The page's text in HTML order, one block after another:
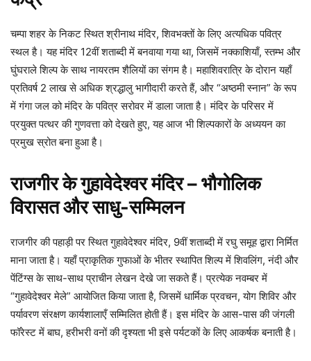
चम्पा शहर के निकट स्थित श्रीनाथ मंदिर, शिवभक्तों के लिए अत्यधिक पवित्र
स्थल है। यह मंदिर 12वीं शताब्दी में बनवाया गया था, जिसमें नक्काशियाँ, स्तम्भ और
घुंघराले शिल्प के साथ नायरतम शैलियों का संगम है। महाशिवरात्रि के दोरान यहाँ
प्रतिवर्ष 2 लाख से अधिक श्रद्धालु भागीदारी करते हैं, और “अष्ठमी स्नान” के रूप
में गंगा जल को मंदिर के पवित्र सरोवर में डाला जाता है। मंदिर के परिसर में
प्रयुक्त पत्थर की गुणवत्ता को देखते हुए, यह आज भी शिल्पकारों के अध्ययन का
प्रमुख स्रोत बना हुआ है।
राजगीर के गुहावेदेश्वर मंदिर – भौगोलिक
विरासत और साधु-सम्मिलन
राजगीर की पहाड़ी पर स्थित गुहावेदेश्वर मंदिर, 9वीं शताब्दी में रघु समूह द्वारा निर्मित
माना जाता है। यहाँ प्राकृतिक गुफाओं के भीतर स्थापित शिल्प में शिवलिंग, नंदी और
पेंटिंग्स के साथ-साथ प्राचीन लेखन देखे जा सकते हैं। प्रत्येक नवम्बर में
“गुहावेदेश्वर मेले” आयोजित किया जाता है, जिसमें धार्मिक प्रवचन, योग शिविर और
पर्यावरण संरक्षण कार्यशालाएँ सम्मिलित होती हैं। इस मंदिर के आस-पास की जंगली
फॉरेस्ट में बाघ, हरीभरी वनों की दृश्यता भी इसे पर्यटकों के लिए आकर्षक बनाती है।